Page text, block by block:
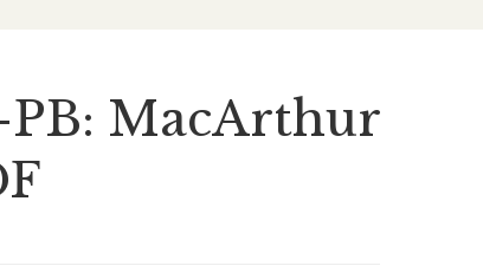
MacArthur